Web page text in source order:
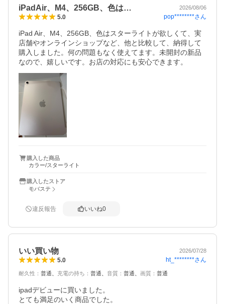
iPadAir、M4、256GB、色は… 2026/08/06
5.0 pop********さん
iPad Air、M4、256GB、色はスターライトが欲しくて、実
店舗やオンラインショップなど、他と比較して、納得して
購入しました。何の問題もなく使えてます。未開封の新品
なので、嬉しいです。お店の対応にも安心できます。
購入した商品
カラー/スターライト
購入したストア
モバステ
違反報告 いいね0
いい買い物 2026/07/28
5.0 ht_********さん
耐久性 ： 普通 充電の持ち ： 普通 音質 ： 普通 画質 ： 普通
ipadデビューに買いました。
とても満足のいく商品でした。